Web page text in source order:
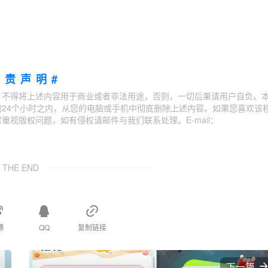
声明#
得将上述内容用于商业或者非法用途，否则，一切后果请用户自负。
个小时之内，从您的电脑或手机中彻底删除上述内容。如果您喜欢该
视版权问题，如有侵权请邮件与我们联系处理。E-mail：
THE END
QQ 复制链接